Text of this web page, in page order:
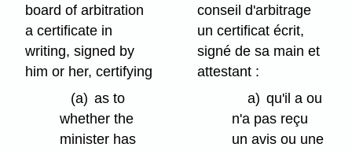
board of arbitration
a certificate in
writing, signed by
him or her, certifying
(a) as to
whether the
minister has
conseil d'arbitrage
un certificat écrit,
signé de sa main et
attestant :
a) qu'il a ou
n'a pas reçu
un avis ou une